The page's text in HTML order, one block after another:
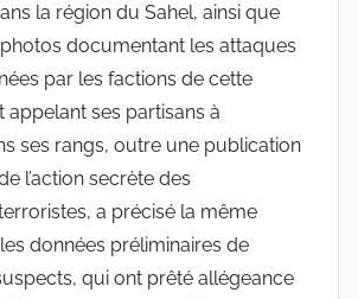
la région du Sahel, ainsi que
photos documentant les attaques
par les factions de cette
appelant ses partisans à
ses rangs, outre une publication
l’action secrète des
a précisé la même
données préliminaires de
qui ont prêté allégeance